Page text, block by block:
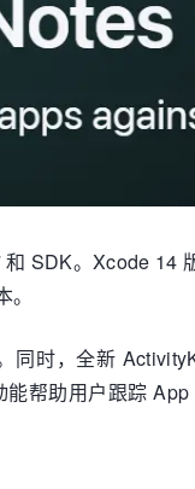
SDK。Xcode 14
时，全新
帮助用户跟踪